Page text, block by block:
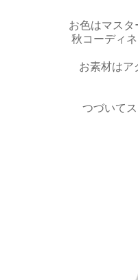
お色はマスタ
秋コーディ
お素材はア
つづいて